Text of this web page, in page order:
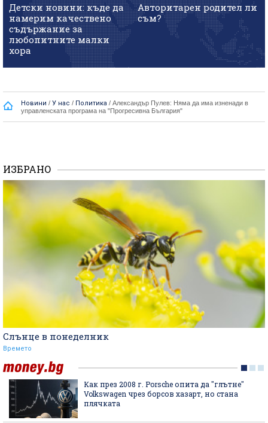
Детски новини: къде да
намерим качествено
съдържание за
любопитните малки
хора
Авторитарен родител ли
съм?
Новини / У нас / Политика / Александър Пулев: Няма да има изненади в
управленската програма на "Прогресивна България"
ИЗБРАНО
Слънце в понеделник
Времето
Как през 2008 г. Porsche опита да "глътне"
Volkswagen чрез борсов хазарт, но стана
плячката